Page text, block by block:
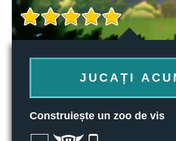
JUCAȚI
Construiește un zoo de vis